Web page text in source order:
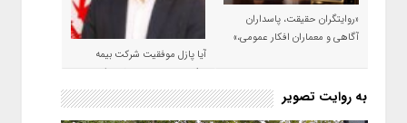
«روایتگران حقیقت، پاسداران
آگاهی و معماران افکار عمومی،»
آیا پازل موفقیت شرکت بیمه
حکمت صبا در سال ۱۴۰۵ کامل می
شود؟!
به روایت تصویر